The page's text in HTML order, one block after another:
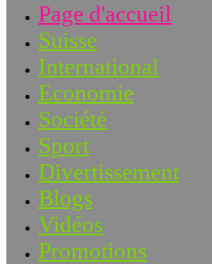
Page d'accueil
Suisse
International
Economie
Société
Sport
Divertissement
Blogs
Vidéos
Promotions